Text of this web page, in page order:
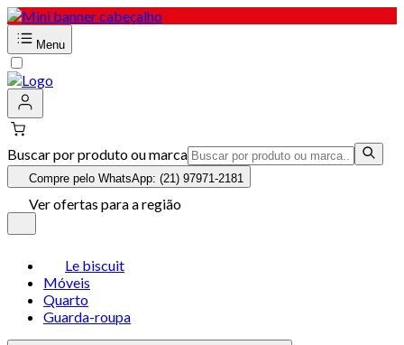
Menu
Buscar por produto ou marca
Compre pelo WhatsApp: (21) 97971-2181
Ver ofertas para a região
Le biscuit
Móveis
Quarto
Guarda-roupa